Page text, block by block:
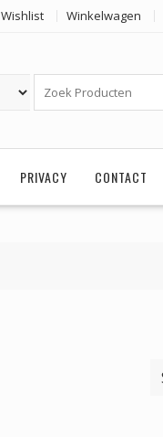
Wishlist Winkelwagen
PRIVACY CONTACT